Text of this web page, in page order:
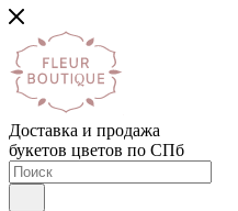
Доставка и продажа
букетов цветов по СПб